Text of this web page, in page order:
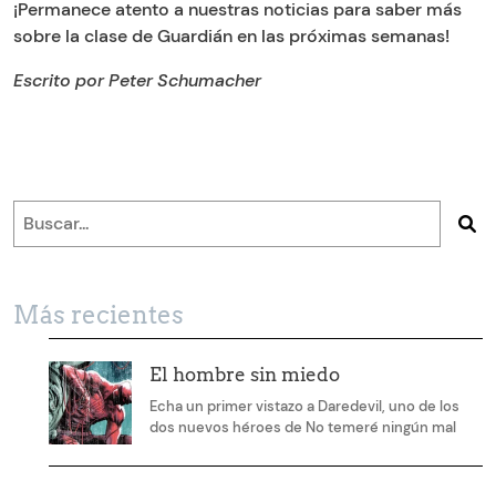
¡Permanece atento a nuestras noticias para saber más
sobre la clase de Guardián en las próximas semanas!
Escrito por Peter Schumacher
Más recientes
El hombre sin miedo
Echa un primer vistazo a Daredevil, uno de los
dos nuevos héroes de No temeré ningún mal